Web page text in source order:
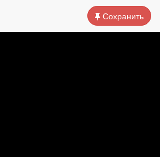
Сохранить